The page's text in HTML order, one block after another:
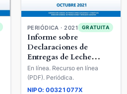
PERIÓDICA · 2021 GRATUITA
Informe sobre
Declaraciones de
Entregas de Leche
Cruda a los Primeros
Compradores : Ovino y
Caprino de Leche
En línea. Recurso en línea
(PDF). Periódica.
NIPO: 00321077X